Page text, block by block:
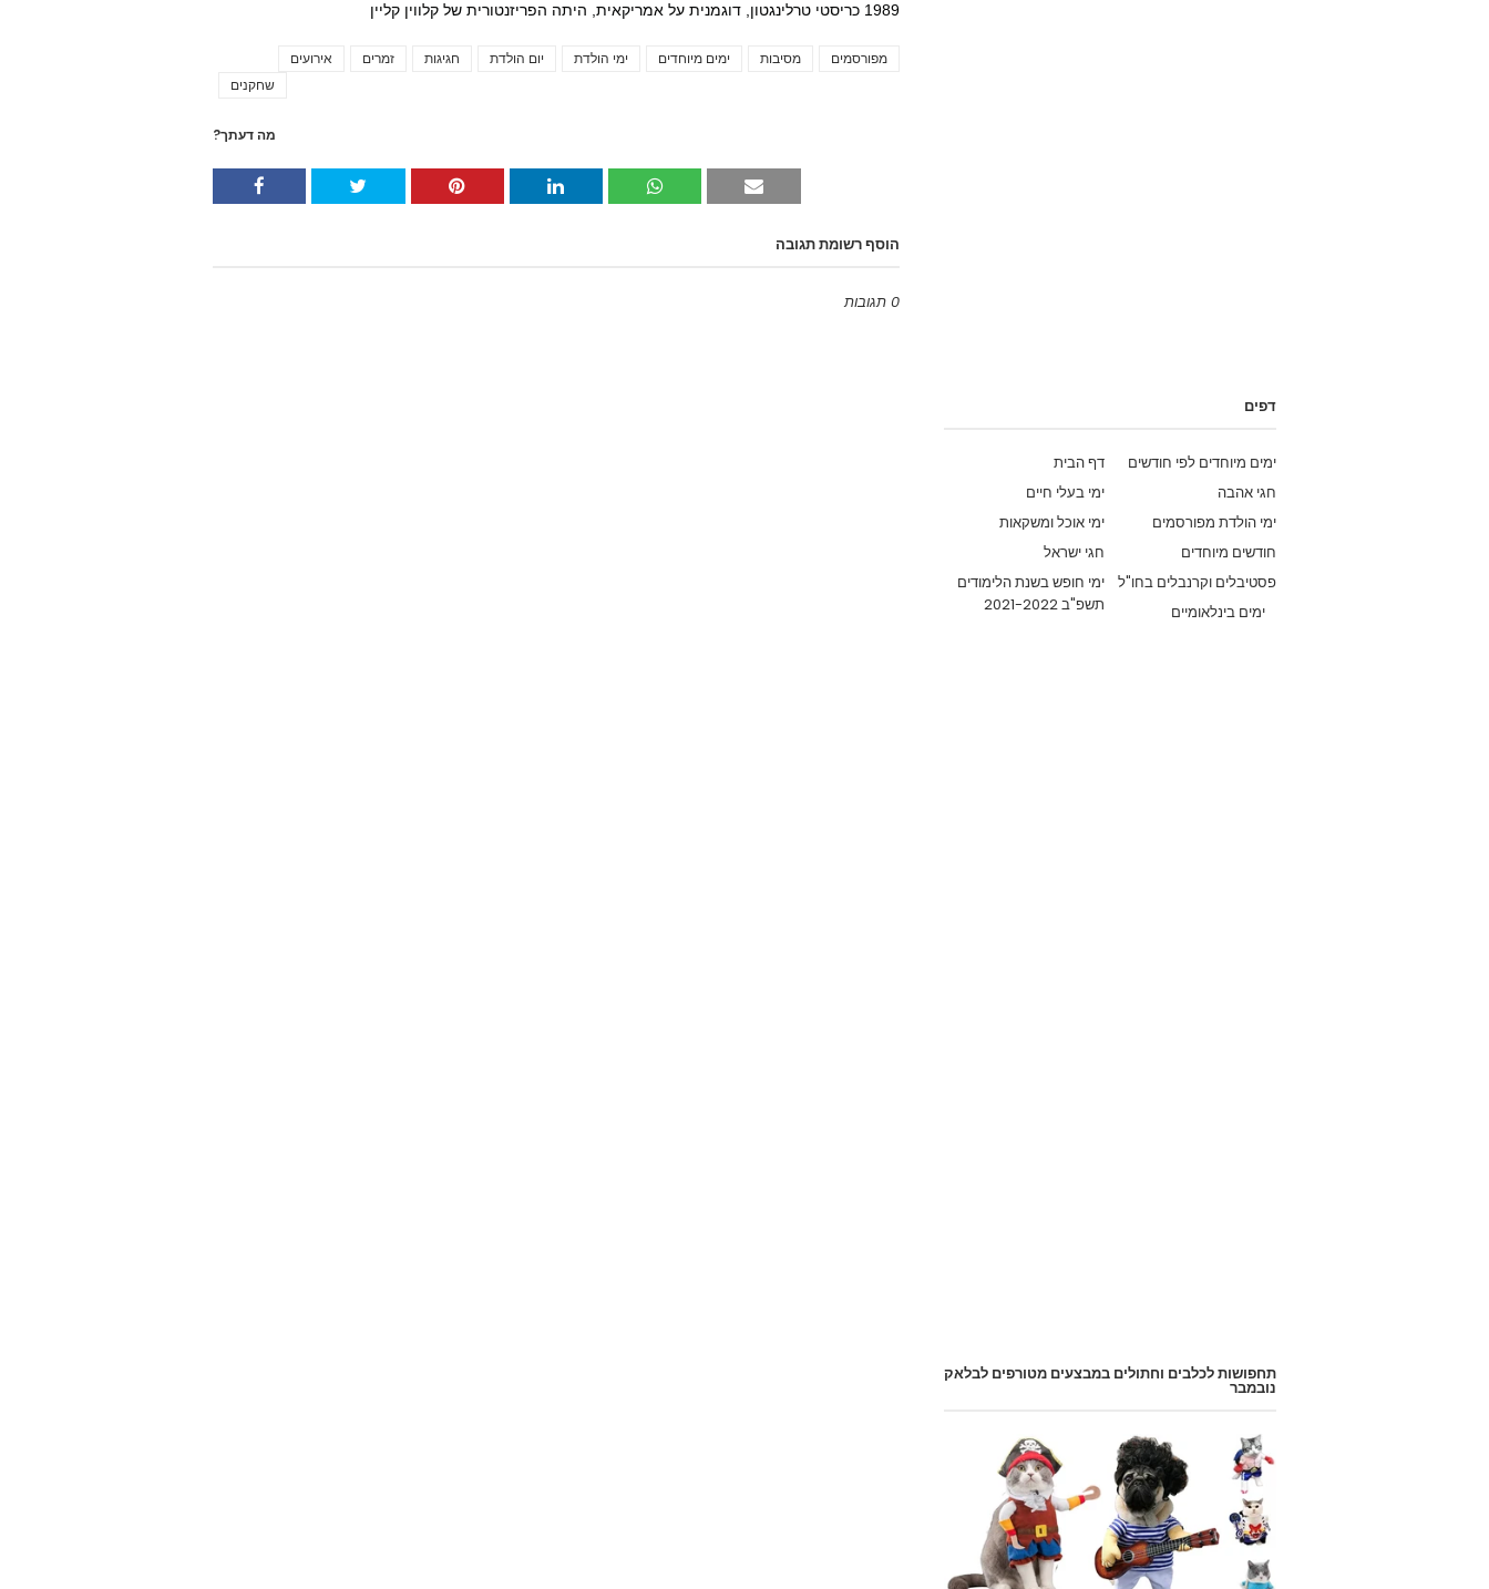
1989 כריסטי טרלינגטון, דוגמנית על אמריקאית, היתה הפריזנטורית של קלווין קליין
אירועים זמרים חגיגות יום הולדת ימי הולדת ימים מיוחדים מסיבות
מפורסמים
שחקנים
מה דעתך?
הוסף רשומת תגובה
0 תגובות
דפים
דף הבית
ימים מיוחדים לפי חודשים
ימי בעלי חיים
חגי אהבה
ימי אוכל ומשקאות
ימי הולדת מפורסמים
חגי ישראל
חודשים מיוחדים
ימי חופש בשנת הלימודים
תשפ"ב 2021-2022
פסטיבלים וקרנבלים בחו"ל
ימים בינלאומיים
תחפושות לכלבים וחתולים במבצעים מטורפים לבלאק
נובמבר